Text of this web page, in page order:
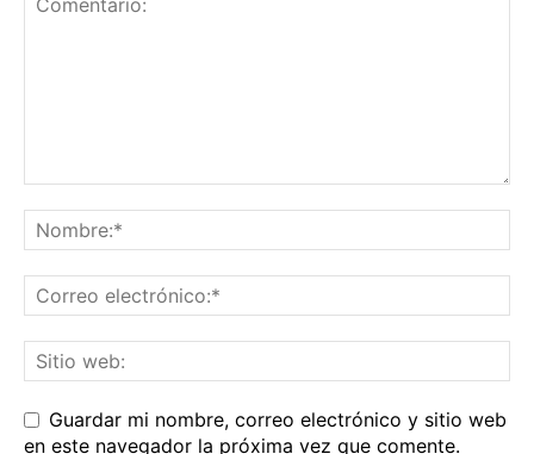
Guardar mi nombre, correo electrónico y sitio web
en este navegador la próxima vez que comente.